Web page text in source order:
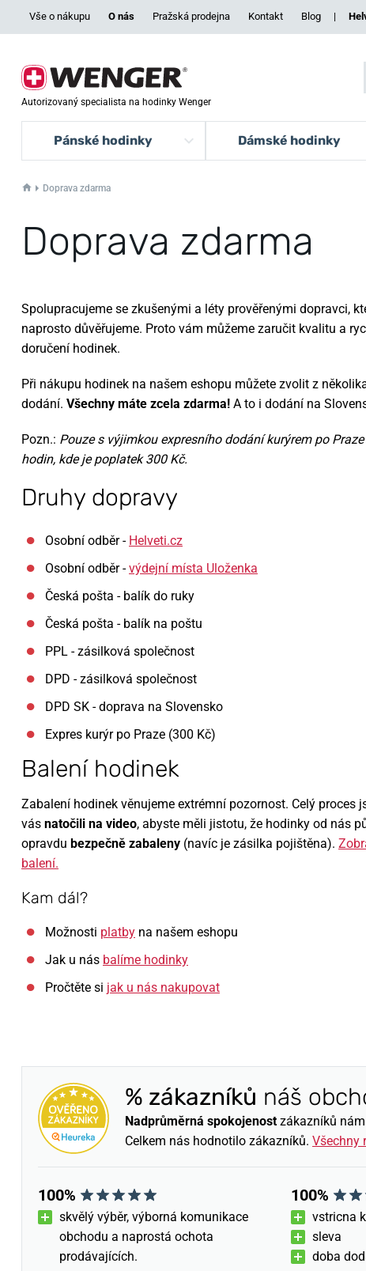
Vše o nákupu O nás Pražská prodejna Kontakt Blog |
Autorizovaný specialista na hodinky Wenger
Pánské hodinky Dámské hodinky
Doprava zdarma
Doprava zdarma
Spolupracujeme se zkušenými a léty prověřenými dopravci,
naprosto důvěřujeme. Proto vám můžeme zaručit kvalitu a
doručení hodinek.
Při nákupu hodinek na našem eshopu můžete zvolit z
dodání. Všechny máte zcela zdarma! A to i dodání na
Pozn.: Pouze s výjimkou expresního dodání kurýrem po
hodin, kde je poplatek 300 Kč.
Druhy dopravy
Osobní odběr - Helveti.cz
Osobní odběr -výdejní místa Uloženka
Česká pošta - balík do ruky
Česká pošta - balík na poštu
PPL - zásilková společnost
DPD - zásilková společnost
DPD SK - doprava na Slovensko
Expres kurýr po Praze (300 Kč)
Balení hodinek
Zabalení hodinek věnujeme extrémní pozornost. Celý proces
vás natočili na video, abyste měli jistotu, že hodinky od nás
opravdu bezpečně zabaleny (navíc je zásilka pojištěna).
balení.
Kam dál?
Možnosti platby na našem eshopu
Jak u nás balíme hodinky
Pročtěte si jak u nás nakupovat
% zákazníků náš
Nadprůměrná spokojenostzákazníků
Celkem nás hodnotilo zákazníků. Všechny
100%
skvělý výběr, výborná komunikace
obchodu a naprostá ochota
prodávajících.
100%
vstricna
sleva
doba